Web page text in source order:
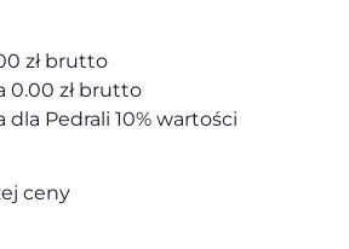
zł brutto
0.00 zł brutto
dla Pedrali 10% wartości
ceny